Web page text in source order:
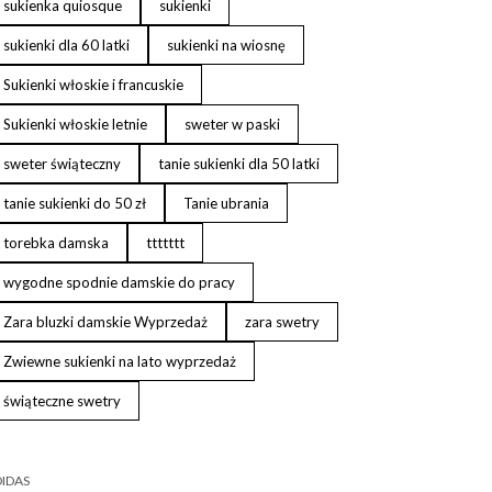
sukienka quiosque sukienki
sukienki dla 60 latki sukienki na wiosnę
Sukienki włoskie i francuskie
Sukienki włoskie letnie sweter w paski
sweter świąteczny tanie sukienki dla 50 latki
tanie sukienki do 50 zł Tanie ubrania
torebka damska ttttttt
wygodne spodnie damskie do pracy
Zara bluzki damskie Wyprzedaż zara swetry
Zwiewne sukienki na lato wyprzedaż
świąteczne swetry